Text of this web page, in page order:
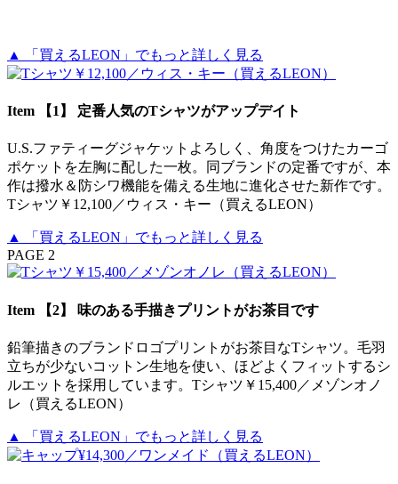
▲ 「買えるLEON」でもっと詳しく見る
Item 【1】 定番人気のTシャツがアップデイト
U.S.ファティーグジャケットよろしく、角度をつけたカーゴ
ポケットを左胸に配した一枚。同ブランドの定番ですが、本
作は撥水＆防シワ機能を備える生地に進化させた新作です。
Tシャツ￥12,100／ウィス・キー（買えるLEON）
▲ 「買えるLEON」でもっと詳しく見る
PAGE 2
Item 【2】 味のある手描きプリントがお茶目です
鉛筆描きのブランドロゴプリントがお茶目なTシャツ。毛羽
立ちが少ないコットン生地を使い、ほどよくフィットするシ
ルエットを採用しています。Tシャツ￥15,400／メゾンオノ
レ（買えるLEON）
▲ 「買えるLEON」でもっと詳しく見る